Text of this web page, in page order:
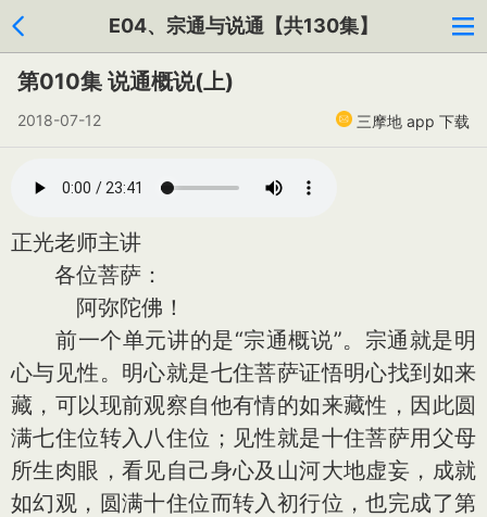
E04、宗通与说通【共130集】
第010集 说通概说(上)
2018-07-12 三摩地 app 下载
正光老师主讲
各位菩萨：
阿弥陀佛！
前一个单元讲的是“宗通概说”。宗通就是明
心与见性。明心就是七住菩萨证悟明心找到如来
藏，可以现前观察自他有情的如来藏性，因此圆
满七住位转入八住位；见性就是十住菩萨用父母
所生肉眼，看见自己身心及山河大地虚妄，成就
如幻观，圆满十住位而转入初行位，也完成了第